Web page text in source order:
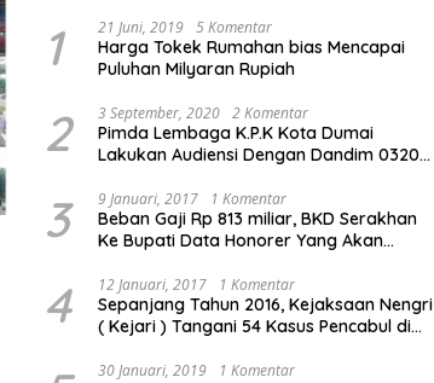
1 21 Juni, 2019 5 Komentar
Harga Tokek Rumahan bias Mencapai
Puluhan Milyaran Rupiah
2 3 September, 2020 2 Komentar
Pimda Lembaga K.P.K Kota Dumai
Lakukan Audiensi Dengan Dandim 0320
3 9 Januari, 2017 1 Komentar
Beban Gaji Rp 813 miliar, BKD Serakhan
Ke Bupati Data Honorer Yang Akan
4 12 Januari, 2017 1 Komentar
Sepanjang Tahun 2016, Kejaksaan Nengri
( Kejari ) Tangani 54 Kasus Pencabul di
30 Januari, 2019 1 Komentar